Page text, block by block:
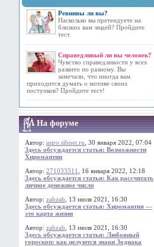
Ревнивы ли вы?
Насколько вы претендуете на
близких вам людей? Пройдите
тест.
Справедливый ли вы человек?
Чувство справедливости у всех
развито по разному. Вы
замечали, что иногда вам
приходится думать о мотиве своих
поступков? Пройдите тест!
На форуме
Автор: astro.sibnet.ru , 30 января 2022, 07:04
Здесь обсуждается статья: Возможности
Хиромантии
Автор: 271033511
, 16 января 2022, 12:18
Здесь обсуждается статья: Как рассчитать
личное денежное число
Автор: zabzab , 13 июля 2021, 16:30
Здесь обсуждается статья: Хиромантия —
это карта жизни
Автор: zabzab , 13 июля 2021, 16:30
Здесь обсуждается статья: Любовный
гороскоп: как целуются знаки Зодиака